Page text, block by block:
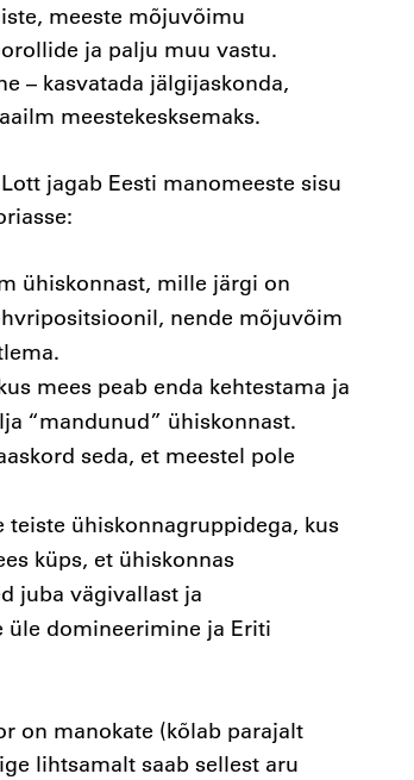
meeste mõjuvõimu
ja palju muu vastu.
– kasvatada jälgijaskonda,
meestekesksemaks.
jagab Eesti manomeeste sisu
ühiskonnast, mille järgi on
nende mõjuvõim
mees peab enda kehtestama ja
“mandunud” ühiskonnast.
seda, et meestel pole
ühiskonnagruppidega, kus
küps, et ühiskonnas
juba vägivallast ja
domineerimine ja Eriti
on manokate (kõlab parajalt
lihtsamalt saab sellest aru